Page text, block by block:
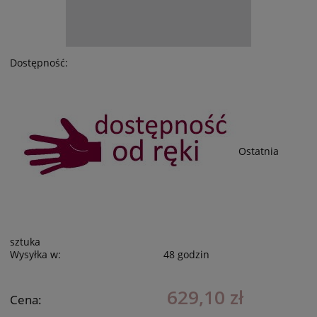
Dostępność:
Ostatnia
sztuka
Wysyłka w:
48 godzin
Cena: 629,10 zł